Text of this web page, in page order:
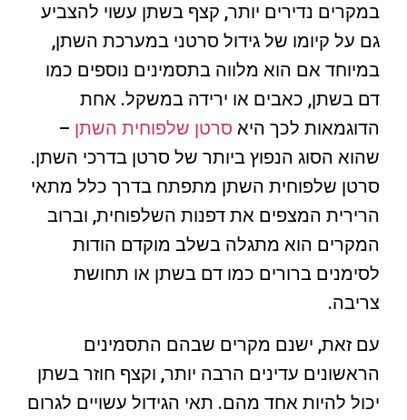
במקרים נדירים יותר, קצף בשתן עשוי להצביע
גם על קיומו של גידול סרטני במערכת השתן,
במיוחד אם הוא מלווה בתסמינים נוספים כמו
דם בשתן, כאבים או ירידה במשקל. אחת
הדוגמאות לכך היא סרטן שלפוחית השתן –
שהוא הסוג הנפוץ ביותר של סרטן בדרכי השתן.
סרטן שלפוחית השתן מתפתח בדרך כלל מתאי
הרירית המצפים את דפנות השלפוחית, וברוב
המקרים הוא מתגלה בשלב מוקדם הודות
לסימנים ברורים כמו דם בשתן או תחושת
צריבה.
עם זאת, ישנם מקרים שבהם התסמינים
הראשונים עדינים הרבה יותר, וקצף חוזר בשתן
יכול להיות אחד מהם. תאי הגידול עשויים לגרום